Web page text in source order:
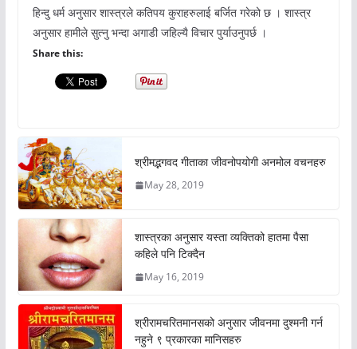
हिन्दु धर्म अनुसार शास्त्रले कतिपय कुराहरुलाई बर्जित गरेको छ । शास्त्र
अनुसार हामीले सुत्नु भन्दा अगाडी जहिल्यै विचार पुर्याउनुपर्छ ।
Share this:
श्रीमद्भगवद गीताका जीवनोपयोगी अनमोल वचनहरु
May 28, 2019
शास्त्रका अनुसार यस्ता व्यक्तिको हातमा पैसा
कहिले पनि टिक्दैन
May 16, 2019
श्रीरामचरितमानसको अनुसार जीवनमा दुश्मनी गर्न
नहुने ९ प्रकारका मानिसहरु